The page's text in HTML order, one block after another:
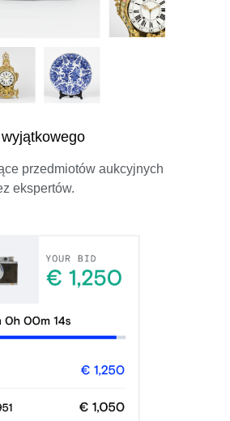
przedmiotów aukcyjnych
ekspertów.